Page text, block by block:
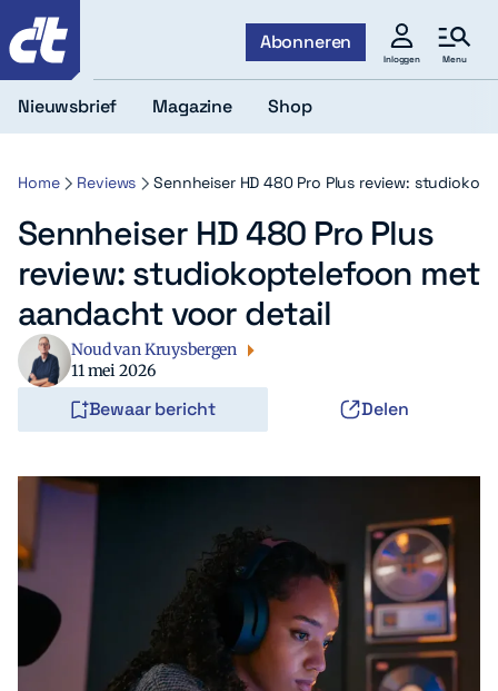
Abonneren
Inloggen Menu
Nieuwsbrief Magazine Shop
Home Reviews Sennheiser HD 480 Pro Plus review:
Sennheiser HD 480 Pro Plus
review: studiokoptelefoon met
aandacht voor detail
Noud van Kruysbergen
11 mei 2026
Bewaar bericht Delen